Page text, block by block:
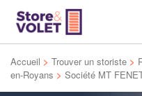
Accueil > Trouver un storiste >
en-Royans > Société MT